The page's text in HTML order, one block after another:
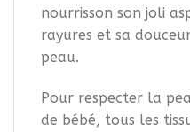
nourrisson son joli
rayures et sa
peau.
Pour respecter la
de bébé, tous les